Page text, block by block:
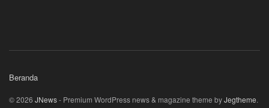
Beranda
© 2026 JNews- Premium WordPress news & magazine theme byJegtheme.